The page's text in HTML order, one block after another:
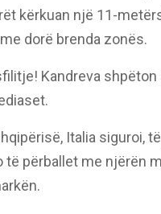
kërkuan një 11-
dorë brenda zonës.
Kandreva
Italia siguroi,
të përballet me njërën